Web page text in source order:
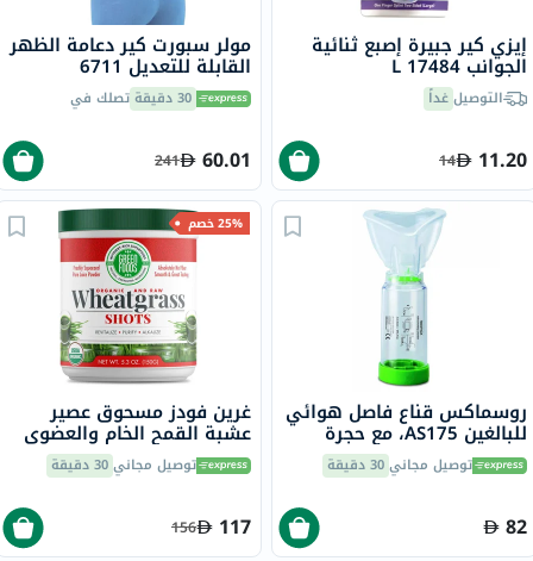
إيزي كير جبيرة إصبع ثنائية
الجوانب L 17484
التوصيلغداً
11.20
14
مولر سبورت كير دعامة الظهر
القابلة للتعديل 6711
30 دقيقة تصلك في
60.01
241
روسماكس قناع فاصل هوائي
للبالغين AS175، مع حجرة
تثبيت بصمام
توصيل مجاني30 دقيقة
82
25% خصم
غرين فودز مسحوق عصير
عشبة القمح الخام والعضوي
150 جرام توصيل مجاني30 دقيقة
117
156